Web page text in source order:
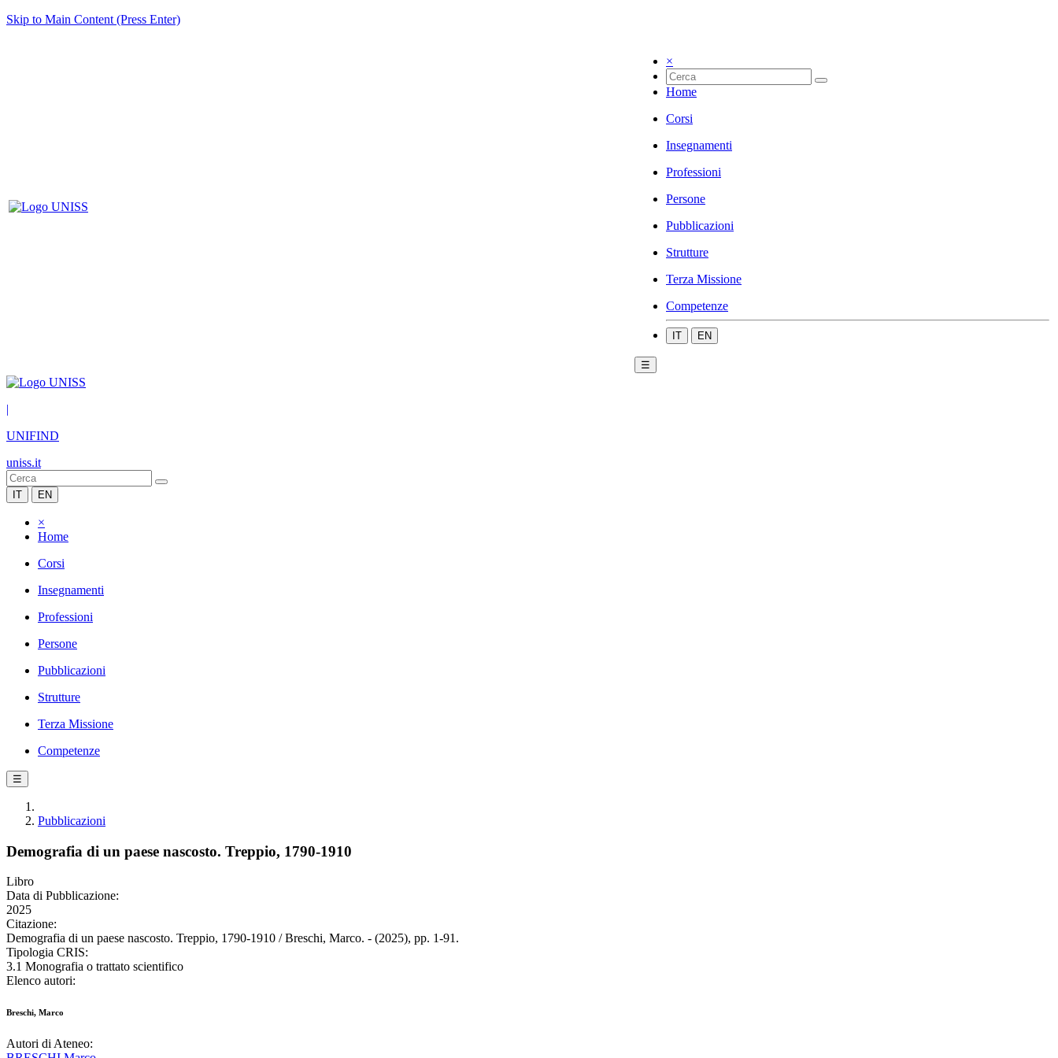
Skip to Main Content (Press Enter)
×
Home
Corsi
Insegnamenti
Professioni
Persone
Pubblicazioni
Strutture
Terza Missione
Competenze
IT EN
☰
|
UNIFIND
uniss.it
IT EN
×
Home
Corsi
Insegnamenti
Professioni
Persone
Pubblicazioni
Strutture
Terza Missione
Competenze
☰
Pubblicazioni
Demografia di un paese nascosto. Treppio, 1790-1910
Libro
Data di Pubblicazione:
2025
Citazione:
Demografia di un paese nascosto. Treppio, 1790-1910 / Breschi, Marco. - (2025), pp. 1-91.
Tipologia CRIS:
3.1 Monografia o trattato scientifico
Elenco autori:
Breschi, Marco
Autori di Ateneo: